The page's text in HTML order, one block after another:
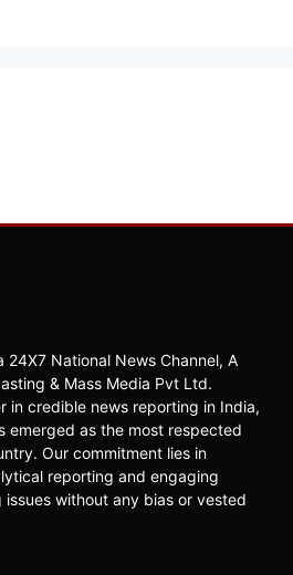
24X7 National News Channel, A
& Mass Media Pvt Ltd.
in credible news reporting in India,
emerged as the most respected
Our commitment lies in
reporting and engaging
issues without any bias or vested